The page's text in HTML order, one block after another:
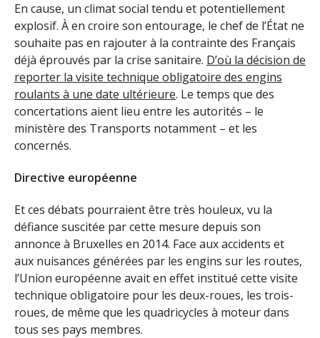
En cause, un climat social tendu et potentiellement
explosif. À en croire son entourage, le chef de l’État ne
souhaite pas en rajouter à la contrainte des Français
déjà éprouvés par la crise sanitaire. D’où la décision de
reporter la visite technique obligatoire des engins
roulants à une date ultérieure. Le temps que des
concertations aient lieu entre les autorités – le
ministère des Transports notamment – et les
concernés.
Directive européenne
Et ces débats pourraient être très houleux, vu la
défiance suscitée par cette mesure depuis son
annonce à Bruxelles en 2014. Face aux accidents et
aux nuisances générées par les engins sur les routes,
l’Union européenne avait en effet institué cette visite
technique obligatoire pour les deux-roues, les trois-
roues, de même que les quadricycles à moteur dans
tous ses pays membres.